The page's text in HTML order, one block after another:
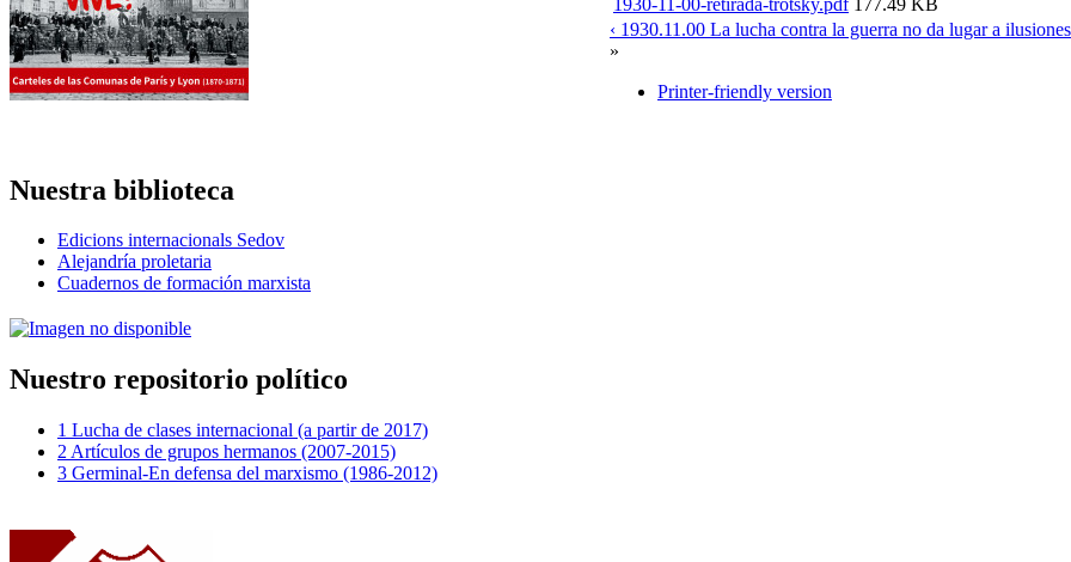
Nuestra biblioteca
Edicions internacionals Sedov
Alejandría proletaria
Cuadernos de formación marxista
Nuestro repositorio político
1 Lucha de clases internacional (a partir de 2017)
2 Artículos de grupos hermanos (2007-2015)
3 Germinal-En defensa del marxismo (1986-2012)
‹ 1930.11.00 La lucha contra la guerra no da lugar a ilusiones
»
Printer-friendly version